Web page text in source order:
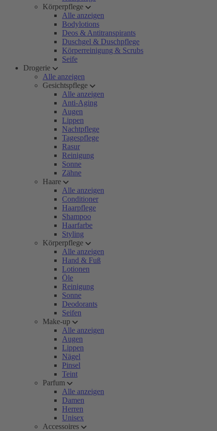
Körperpflege
Alle anzeigen
Bodylotions
Deos & Antitranspirants
Duschgel & Duschpflege
Körperreinigung & Scrubs
Seife
Drogerie
Alle anzeigen
Gesichtspflege
Alle anzeigen
Anti-Aging
Augen
Lippen
Nachtpflege
Tagespflege
Rasur
Reinigung
Sonne
Zähne
Haare
Alle anzeigen
Conditioner
Haarpflege
Shampoo
Haarfarbe
Styling
Körperpflege
Alle anzeigen
Hand & Fuß
Lotionen
Öle
Reinigung
Sonne
Deodorants
Seifen
Make-up
Alle anzeigen
Augen
Lippen
Nägel
Pinsel
Teint
Parfum
Alle anzeigen
Damen
Herren
Unisex
Accessoires